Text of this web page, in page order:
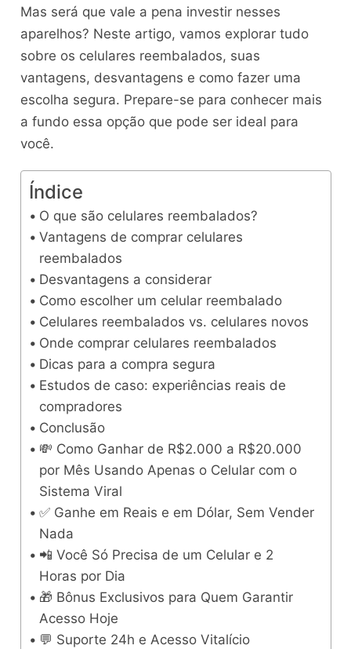
Mas será que vale a pena investir nesses
aparelhos? Neste artigo, vamos explorar tudo
sobre os celulares reembalados, suas
vantagens, desvantagens e como fazer uma
escolha segura. Prepare-se para conhecer mais
a fundo essa opção que pode ser ideal para
você.
Índice
O que são celulares reembalados?
Vantagens de comprar celulares
reembalados
Desvantagens a considerar
Como escolher um celular reembalado
Celulares reembalados vs. celulares novos
Onde comprar celulares reembalados
Dicas para a compra segura
Estudos de caso: experiências reais de
compradores
Conclusão
💸 Como Ganhar de R$2.000 a R$20.000
por Mês Usando Apenas o Celular com o
Sistema Viral
✅ Ganhe em Reais e em Dólar, Sem Vender
Nada
📲 Você Só Precisa de um Celular e 2
Horas por Dia
🎁 Bônus Exclusivos para Quem Garantir
Acesso Hoje
💬 Suporte 24h e Acesso Vitalício